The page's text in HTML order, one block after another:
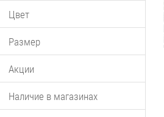
Цвет
Размер
Акции
Наличие в магазинах